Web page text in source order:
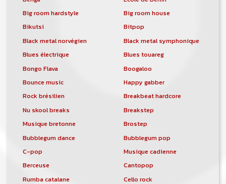
Big room hardstyle
Big room house
Bikutsi
Bitpop
Black metal norvégien
Black metal symphonique
Blues électrique
Blues touareg
Bongo Flava
Boogaloo
Bounce music
Happy gabber
Rock brésilien
Breakbeat hardcore
Nu skool breaks
Breakstep
Musique bretonne
Brostep
Bubblegum dance
Bubblegum pop
C-pop
Musique cadienne
Berceuse
Cantopop
Rumba catalane
Cello rock